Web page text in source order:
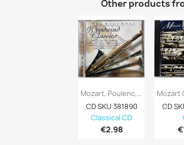
Other products
Mozart, Poulenc, Debussy, Andreas Blau CD...
CD SKU 381890
Classical CD
€2.98
CD